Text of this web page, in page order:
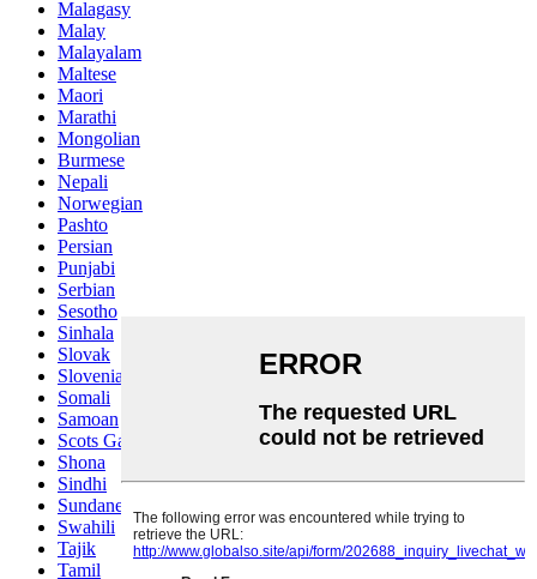
Malagasy
Malay
Malayalam
Maltese
Maori
Marathi
Mongolian
Burmese
Nepali
Norwegian
Pashto
Persian
Punjabi
Serbian
Sesotho
Sinhala
Slovak
Slovenian
Somali
Samoan
Scots Gaelic
Shona
Sindhi
Sundanese
Swahili
Tajik
Tamil